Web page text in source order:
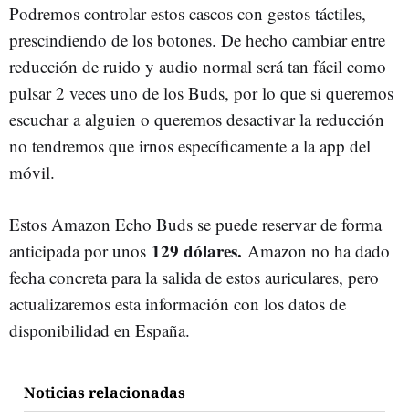
Podremos controlar estos cascos con gestos táctiles,
prescindiendo de los botones. De hecho cambiar entre
reducción de ruido y audio normal será tan fácil como
pulsar 2 veces uno de los Buds, por lo que si queremos
escuchar a alguien o queremos desactivar la reducción
no tendremos que irnos específicamente a la app del
móvil.
Estos Amazon Echo Buds se puede reservar de forma
anticipada por unos 129 dólares. Amazon no ha dado
fecha concreta para la salida de estos auriculares, pero
actualizaremos esta información con los datos de
disponibilidad en España.
Noticias relacionadas